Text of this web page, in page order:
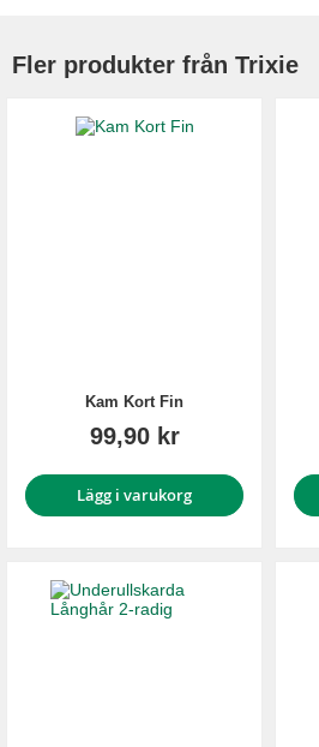
Fler produkter från Trixie
Kam Kort Fin
99,90 kr
Lägg i varukorg